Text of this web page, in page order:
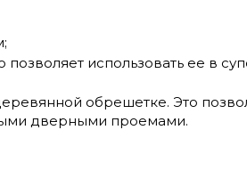
использовать ее в
обрешетке. Это
дверными проемами.